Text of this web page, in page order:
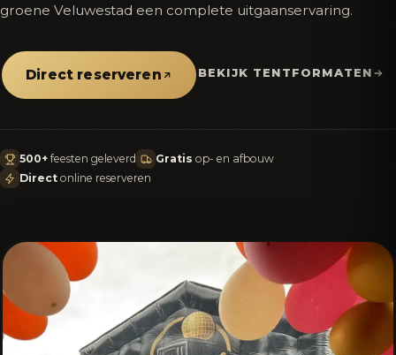
groene Veluwestad een complete uitgaanservaring.
Direct reserveren BEKIJK TENTFORMATEN
500+ feesten geleverd Gratis op- en afbouw
Direct online reserveren